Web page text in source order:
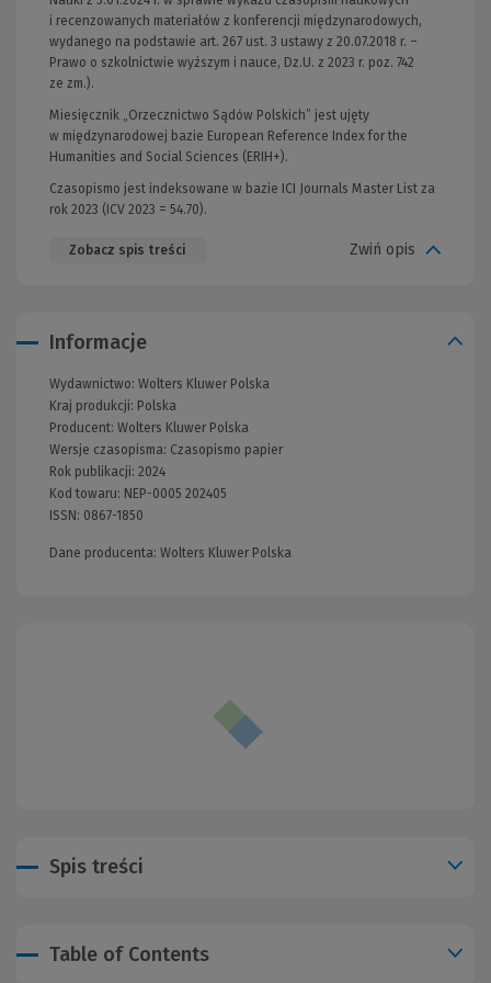
i recenzowanych materiałów z konferencji międzynarodowych,
wydanego na podstawie art. 267 ust. 3 ustawy z 20.07.2018 r. –
Prawo o szkolnictwie wyższym i nauce, Dz.U. z 2023 r. poz. 742
ze zm.).
Miesięcznik „Orzecznictwo Sądów Polskich” jest ujęty
w międzynarodowej bazie European Reference Index for the
Humanities and Social Sciences (ERIH+).
Czasopismo jest indeksowane w bazie ICI Journals Master List za
rok 2023 (ICV 2023 = 54.70).
Zobacz spis treści Zwiń opis
Informacje
Wydawnictwo: Wolters Kluwer Polska
Kraj produkcji: Polska
Producent: Wolters Kluwer Polska
Wersje czasopisma: Czasopismo papier
Rok publikacji: 2024
Kod towaru: NEP-0005 202405
ISSN: 0867-1850
Dane producenta: Wolters Kluwer Polska
Spis treści
Table of Contents